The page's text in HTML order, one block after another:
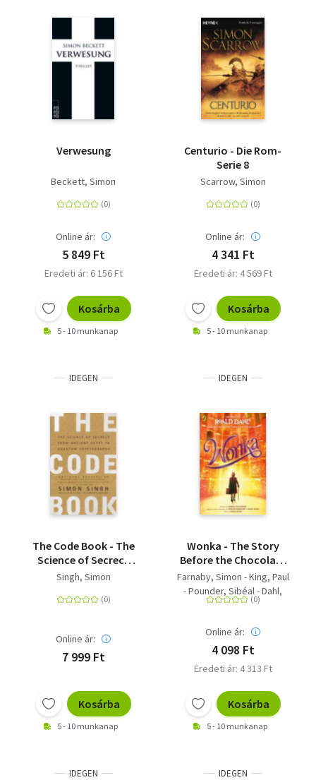
Verwesung
Beckett, Simon
Online ár:
5 849 Ft
Eredeti ár: 6 156 Ft
Kosárba
5 - 10 munkanap
Centurio - Die Rom-
Serie 8
Scarrow, Simon
Online ár:
4 341 Ft
Eredeti ár: 4 569 Ft
Kosárba
5 - 10 munkanap
IDEGEN
The Code Book - The
Science of Secrecy
from Ancient Egypt to
Cryptography
Singh, Simon
Online ár:
7 999 Ft
Kosárba
5 - 10 munkanap
IDEGEN
Wonka - The Story
Before the Chocolate
Factory
Farnaby, Simon - King, Paul
- Pounder, Sibéal - Dahl,
Roald
Online ár:
4 098 Ft
Eredeti ár: 4 313 Ft
Kosárba
5 - 10 munkanap
IDEGEN IDEGEN